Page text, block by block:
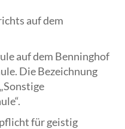
auf dem
auf dem Benninghof
Die Bezeichnung
für geistig